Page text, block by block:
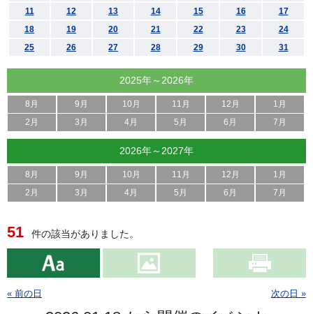
11
12 13 14 15 16
17
18
19 20 21 22 23
24
25
26 27 28 29 30 31
2025年～2026年
8月 9月 10月 11月 12月
1月
2月
3月 4月 5月 6月 7月
2026年～2027年
8月 9月 10月 11月 12月
1月
2月
3月 4月 5月 6月 7月
51 件の該当がありました。
« 前の日 次の日 »